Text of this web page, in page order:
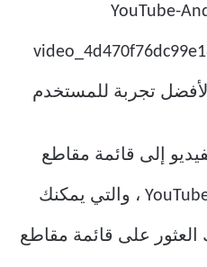
إلى قائمة مقاطع
الفيديو التي أعجبك على YouTube ، والتي يمكنك
العثور على قائمة مقاطع